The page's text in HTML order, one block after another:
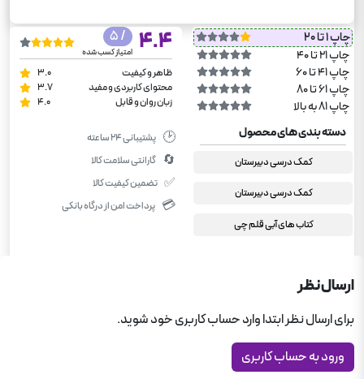
چاپ 1 تا 20
چاپ 21 تا 40
چاپ 41 تا 60
چاپ 61 تا 80
چاپ 81 به بالا
4.4
/ 5
امتیاز کسب شده
ظاهر و کیفیت
3.0
محتوای کاربردی و مفید
3.7
زبان روان و قابل
4.0
دسته بندی های محصول
کمک درسی دبیرستان
کمک درسی دبیرستان
کتاب های آبی قلم چی
🕑 پشتیبانی ۲۴ ساعته
🔄 گارانتی سلامت کالا
✅ تضمین کیفیت کالا
💳 پرداخت امن از درگاه بانکی
ارسال نظر
برای ارسال نظر ابتدا وارد حساب کاربری خود شوید.
ورود به حساب کاربری